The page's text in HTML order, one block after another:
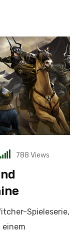
788 Views
Spieleserie,
einem